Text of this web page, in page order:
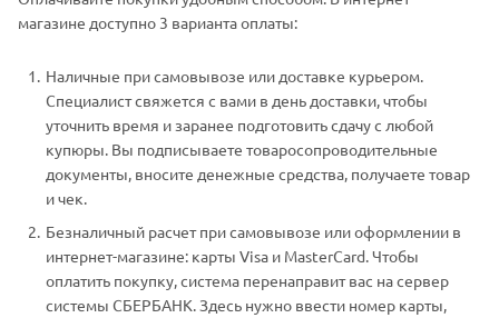
магазине доступно 3 варианта оплаты:
Наличные при самовывозе или доставке курьером.
Специалист свяжется с вами в день доставки, чтобы
уточнить время и заранее подготовить сдачу с любой
купюры. Вы подписываете товаросопроводительные
документы, вносите денежные средства, получаете товар
и чек.
Безналичный расчет при самовывозе или оформлении в
интернет-магазине: карты Visa и MasterCard. Чтобы
оплатить покупку, система перенаправит вас на сервер
системы СБЕРБАНК. Здесь нужно ввести номер карты,